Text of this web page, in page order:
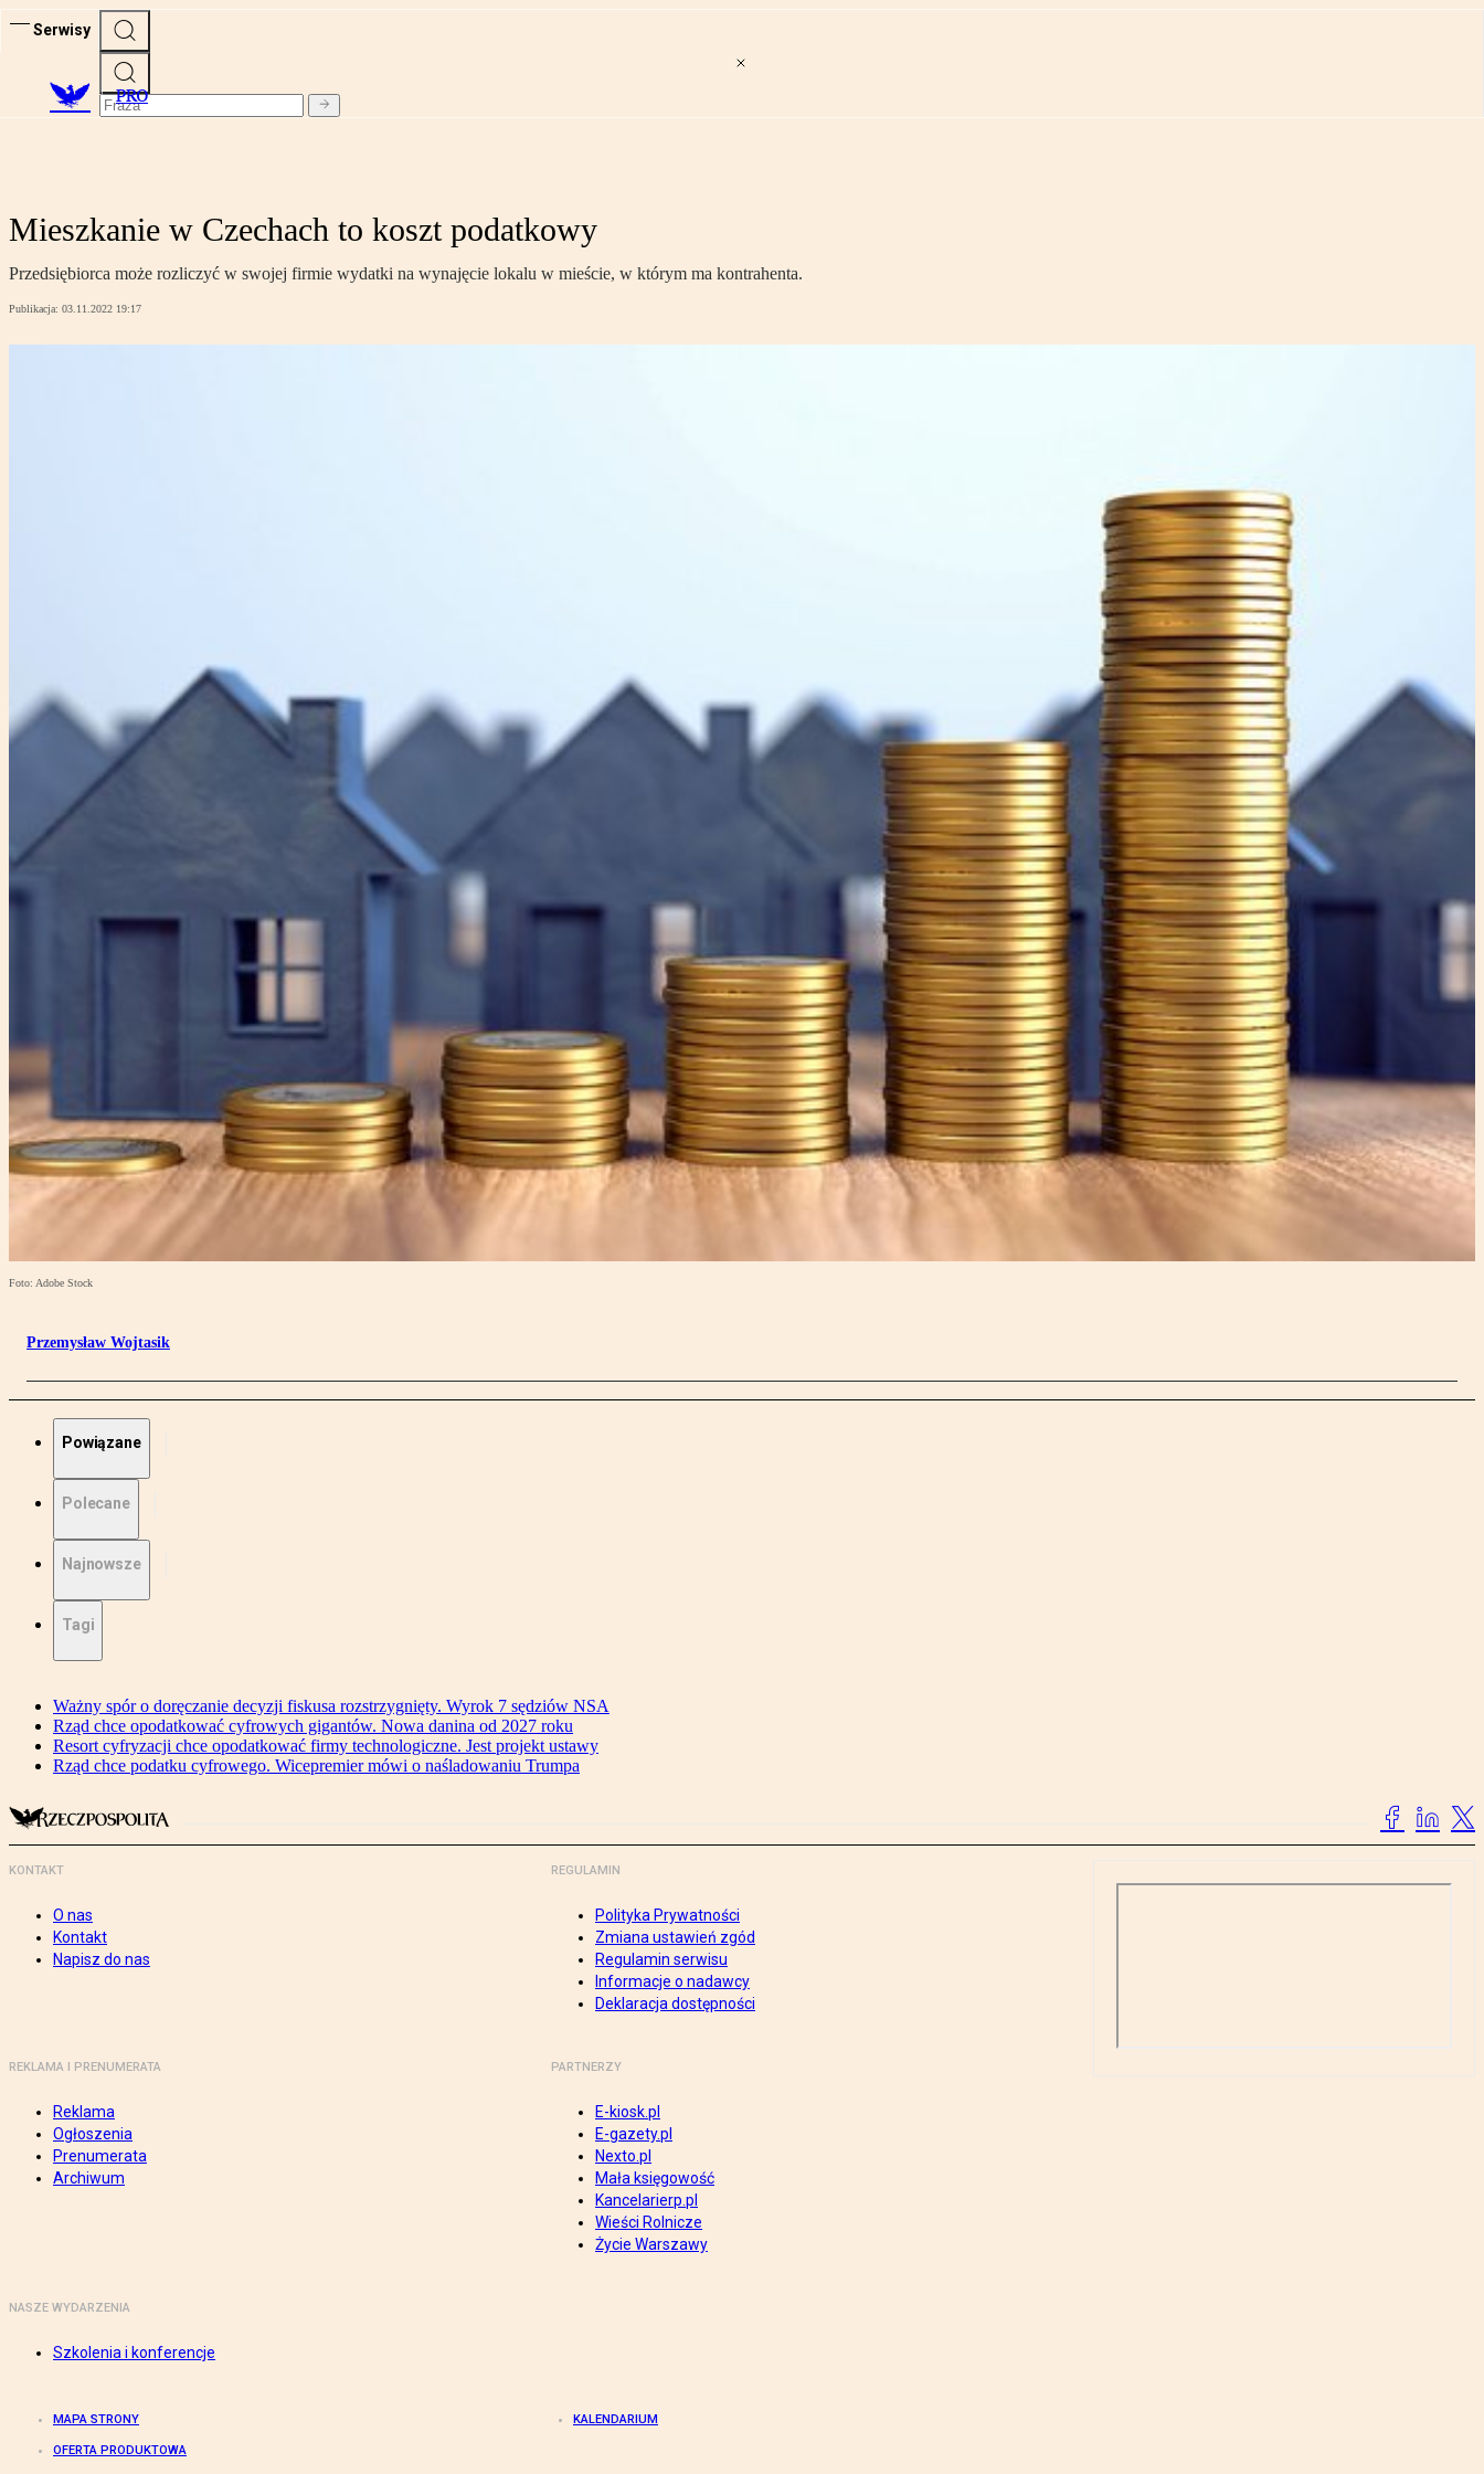
Serwisy
PRO
Mieszkanie w Czechach to koszt podatkowy
Przedsiębiorca może rozliczyć w swojej firmie wydatki na wynajęcie lokalu w mieście, w którym ma kontrahenta.
Publikacja: 03.11.2022 19:17
Foto: Adobe Stock
Przemysław Wojtasik
Powiązane
Polecane
Najnowsze
Tagi
Ważny spór o doręczanie decyzji fiskusa rozstrzygnięty. Wyrok 7 sędziów NSA
Rząd chce opodatkować cyfrowych gigantów. Nowa danina od 2027 roku
Resort cyfryzacji chce opodatkować firmy technologiczne. Jest projekt ustawy
Rząd chce podatku cyfrowego. Wicepremier mówi o naśladowaniu Trumpa
KONTAKT
O nas
Kontakt
Napisz do nas
REGULAMIN
Polityka Prywatności
Zmiana ustawień zgód
Regulamin serwisu
Informacje o nadawcy
Deklaracja dostępności
REKLAMA I PRENUMERATA
Reklama
Ogłoszenia
Prenumerata
Archiwum
PARTNERZY
E-kiosk.pl
E-gazety.pl
Nexto.pl
Mała księgowość
Kancelarierp.pl
Wieści Rolnicze
Życie Warszawy
NASZE WYDARZENIA
Szkolenia i konferencje
MAPA STRONY KALENDARIUM
OFERTA PRODUKTOWA